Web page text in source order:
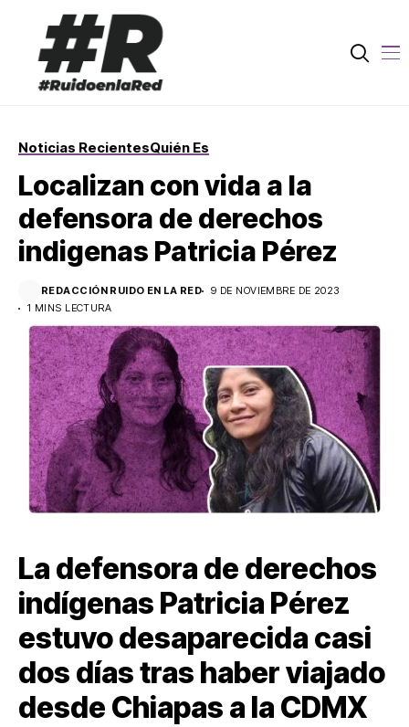
Noticias RecientesQuién Es
Localizan con vida a la
defensora de derechos
indigenas Patricia Pérez
REDACCIÓN RUIDO EN LA RED
9 DE NOVIEMBRE DE 2023
1 MINS LECTURA
La defensora de derechos
indígenas Patricia Pérez
estuvo desaparecida casi
dos días tras haber viajado
desde Chiapas a la CDMX